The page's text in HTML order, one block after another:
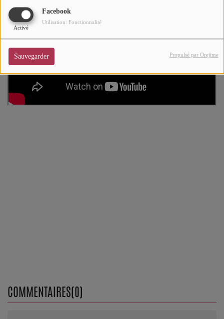
Facebook
Activé
Utilisation: Fonctionnalité
Sauvegarder Propulsé par Orejime
Festivals
CONCOURS
CHARTS
L'équipe Soul Addict
COMMENTAIRES(0)